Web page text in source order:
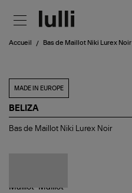
Accueil Bas de Maillot Niki Lurex Noir
MADE IN EUROPE
BELIZA
Bas
Bas de Maillot Niki Lurex Noir